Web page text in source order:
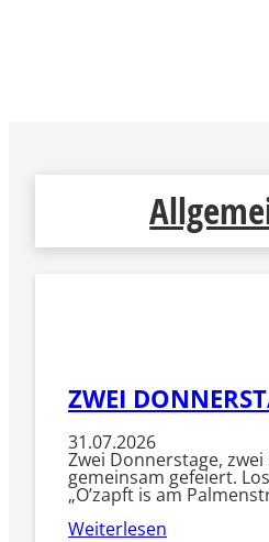
ZWEI
31.07.2026
Zwei Donnerstage,
gemeinsam gefeiert.
„O’zapft is am
Weiterlesen